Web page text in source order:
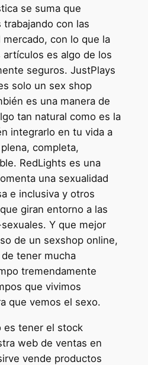
se suma que
con las
con lo que la
es algo de los
seguros. JustPlays
solo un sex shop
es una manera de
tan natural como es la
integrarlo en tu vida a
completa,
RedLights es una
una sexualidad
e inclusiva y otros
giran entorno a las
Y que mejor
de un sexshop online,
tener mucha
tremendamente
que vivimos
que vemos el sexo.
es tener el stock
web de ventas en
vende productos